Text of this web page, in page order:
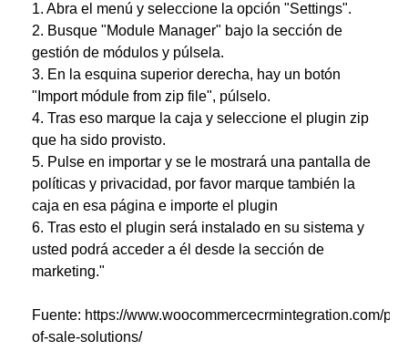
1. Abra el menú y seleccione la opción "Settings".
2. Busque "Module Manager" bajo la sección de
gestión de módulos y púlsela.
3. En la esquina superior derecha, hay un botón
"Import módule from zip file", púlselo.
4. Tras eso marque la caja y seleccione el plugin zip
que ha sido provisto.
5. Pulse en importar y se le mostrará una pantalla de
políticas y privacidad, por favor marque también la
caja en esa página e importe el plugin
6. Tras esto el plugin será instalado en su sistema y
usted podrá acceder a él desde la sección de
marketing."
Fuente: https://www.woocommercecrmintegration.com/
of-sale-solutions/